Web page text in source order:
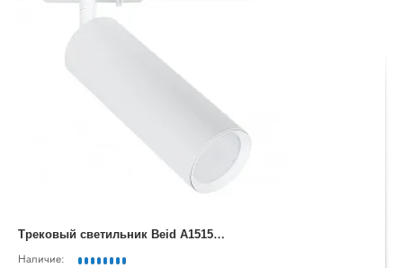
Т
рековый светильник Beid A1515PL-1WH
Наличие: